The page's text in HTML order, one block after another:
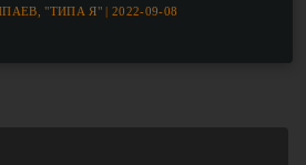
"ТИПА Я" | 2022-09-08